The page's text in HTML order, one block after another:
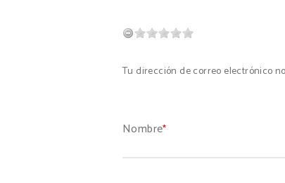
Tu dirección de correo electrónico
Nombre*